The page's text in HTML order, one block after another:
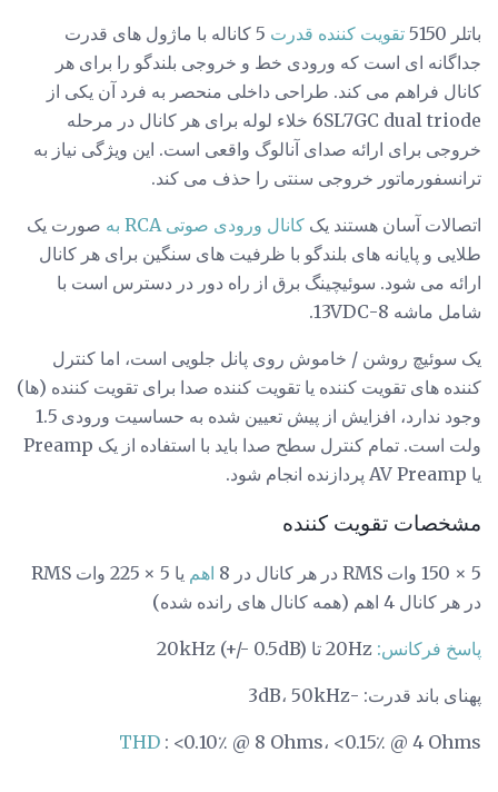
باتلر 5150 تقویت کننده قدرت
5 کاناله با ماژول های قدرت
جداگانه ای است که ورودی خط و خروجی بلندگو را برای هر
کانال فراهم می کند. طراحی داخلی منحصر به فرد آن یکی از
6SL7GC dual triode خلاء لوله برای هر کانال در مرحله
خروجی برای ارائه صدای آنالوگ واقعی است. این ویژگی نیاز به
ترانسفورماتور خروجی سنتی را حذف می کند.
اتصالات آسان هستند یک کانال ورودی صوتی RCA به
صورت یک
طلایی و پایانه های بلندگو با ظرفیت های سنگین برای هر کانال
ارائه می شود. سوئیچینگ برق از راه دور در دسترس است با
شامل ماشه 8-13VDC.
یک سوئیچ روشن / خاموش روی پانل جلویی است، اما کنترل
کننده های تقویت کننده یا تقویت کننده صدا برای تقویت کننده (ها)
وجود ندارد، افزایش از پیش تعیین شده به حساسیت ورودی 1.5
ولت است. تمام کنترل سطح صدا باید با استفاده از یک Preamp
یا AV Preamp پردازنده انجام شود.
مشخصات تقویت کننده
5 × 150 وات RMS در هر کانال در 8 اهم
یا 5 × 225 وات RMS
در هر کانال 4 اهم (همه کانال های رانده شده)
پاسخ فرکانس:
پهنای باند قدرت: -3dB، 50kHz
THD : <0.10٪ @ 8 Ohms، <0.15٪ @ 4 Ohms